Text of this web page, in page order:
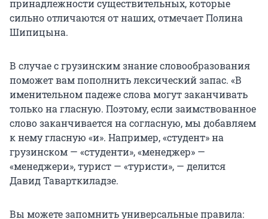
принадлежности существительных, которые
сильно отличаются от наших, отмечает Полина
Шипицына.
В случае с грузинским знание словообразования
поможет вам пополнить лексический запас. «В
именительном падеже слова могут заканчивать
только на гласную. Поэтому, если заимствованное
слово заканчивается на согласную, мы добавляем
к нему гласную «и». Например, «студент» на
грузинском — «студенти», «менеджер» —
«менеджери», турист — «туристи», — делится
Давид Таварткиладзе.
Вы можете запомнить универсальные правила: